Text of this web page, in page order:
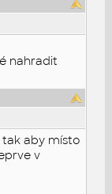
nahradit
tak aby místo
v